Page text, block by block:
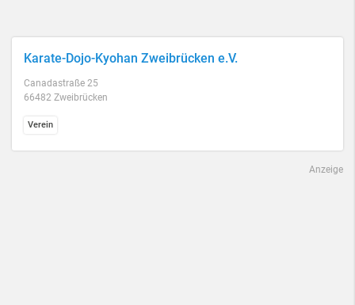
Karate-Dojo-Kyohan Zweibrücken e.V.
Canadastraße 25
66482 Zweibrücken
Verein
Anzeige